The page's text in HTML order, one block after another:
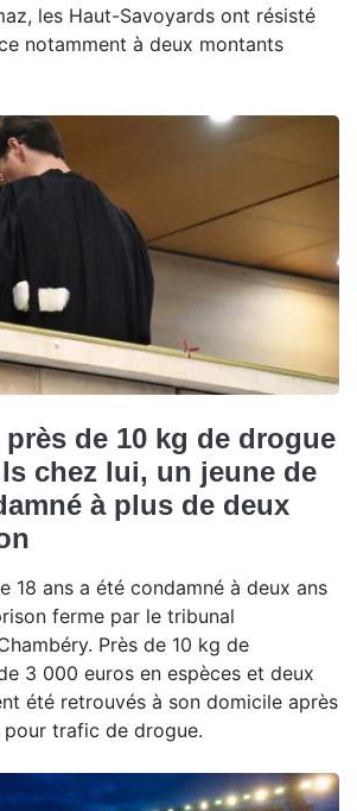
les Haut-Savoyards ont résisté
notamment à deux montants
de 10 kg de drogue
chez lui, un jeune de
à plus de deux
18 ans a été condamné à deux ans
ferme par le tribunal
Près de 10 kg de
3 000 euros en espèces et deux
été retrouvés à son domicile après
trafic de drogue.